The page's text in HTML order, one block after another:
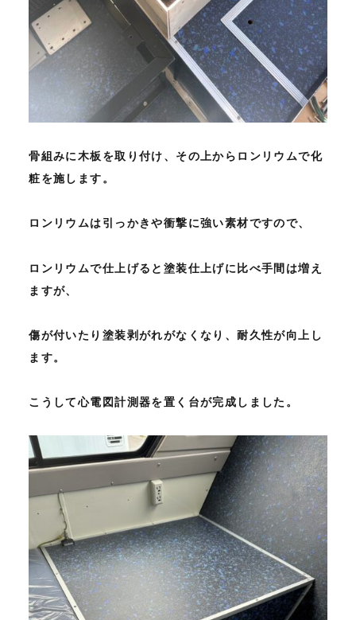
骨組みに木板を取り付け、その上からロンリウムで化
粧を施します。
ロンリウムは引っかきや衝撃に強い素材ですので、
ロンリウムで仕上げると塗装仕上げに比べ手間は増え
ますが、
傷が付いたり塗装剥がれがなくなり、耐久性が向上し
ます。
こうして心電図計測器を置く台が完成しました。